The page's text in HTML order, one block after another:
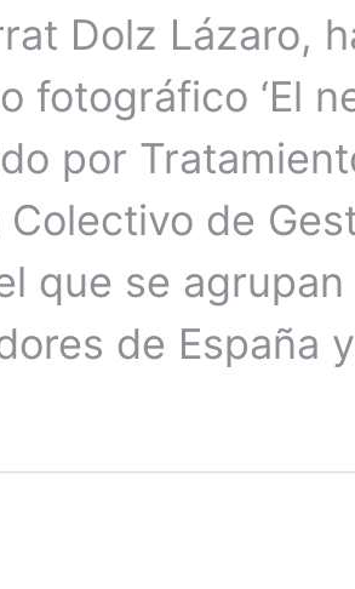
Dolz Lázaro,
fotográfico ‘El
por
Colectivo de
que se
de España